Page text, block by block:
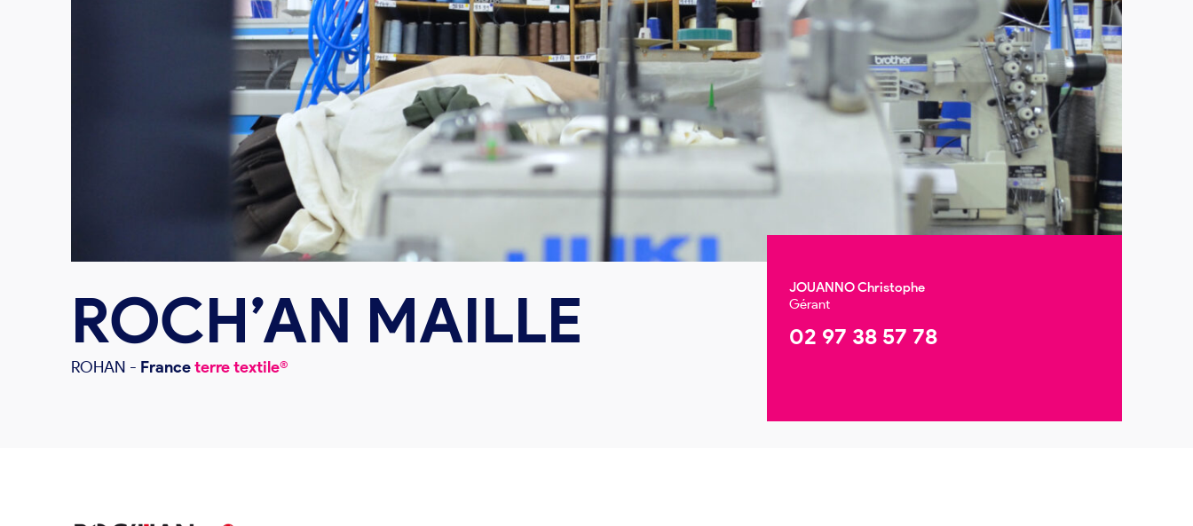
ROCH’AN MAILLE
ROHAN - Franceterre textile®
JOUANNO Christophe
Gérant
02 97 38 57 78